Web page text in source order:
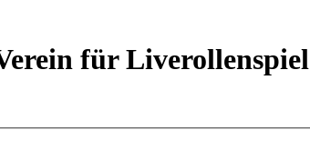
für Liverollenspiel